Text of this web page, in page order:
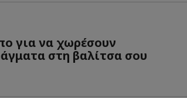
για να χωρέσουν
στη βαλίτσα σου